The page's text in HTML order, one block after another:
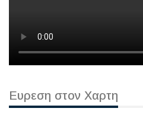
Ευρεση στον Χαρτη